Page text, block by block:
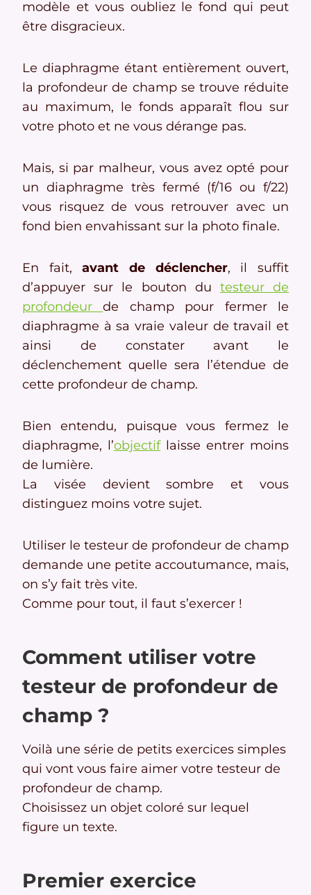
modèle et vous oubliez le fond qui peut
être disgracieux.
Le diaphragme étant entièrement ouvert,
la profondeur de champ se trouve réduite
au maximum, le fonds apparaît flou sur
votre photo et ne vous dérange pas.
Mais, si par malheur, vous avez opté pour
un diaphragme très fermé (f/16 ou f/22)
vous risquez de vous retrouver avec un
fond bien envahissant sur la photo finale.
En fait,avant de déclencher, il suffit
d’appuyer sur le bouton du testeur de
profondeurde champ pour fermer le
diaphragme à sa vraie valeur de travail et
ainsi de constater avant le
déclenchement quelle sera l’étendue de
cette profondeur de champ.
Bien entendu, puisque vous fermez le
diaphragme, l’objectiflaisse entrer moins
de lumière.
La visée devient sombre et vous
distinguez moins votre sujet.
Utiliser le testeur de profondeur de champ
demande une petite accoutumance, mais,
on s’y fait très vite.
Comme pour tout, il faut s’exercer !
Comment utiliser votre
testeur de profondeur de
champ ?
Voilà une série de petits exercices simples
qui vont vous faire aimer votre testeur de
profondeur de champ.
Choisissez un objet coloré sur lequel
figure un texte.
Premier exercice